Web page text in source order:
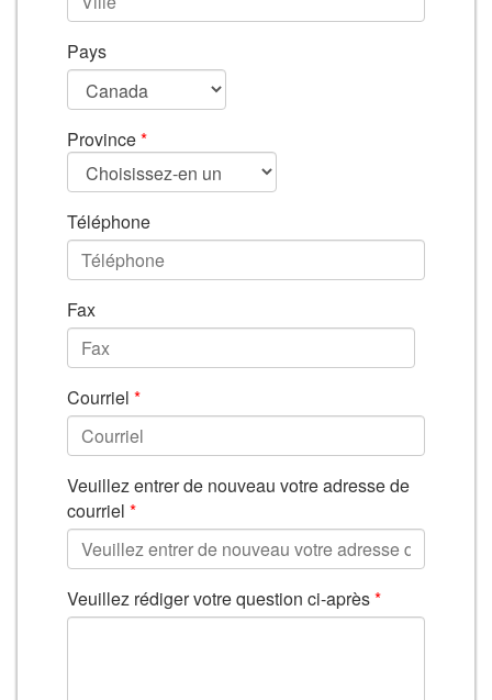
Pays
Province*
Téléphone
Fax
Courriel *
Veuillez entrer de nouveau votre adresse de
courriel *
Veuillez rédiger votre question ci-après*